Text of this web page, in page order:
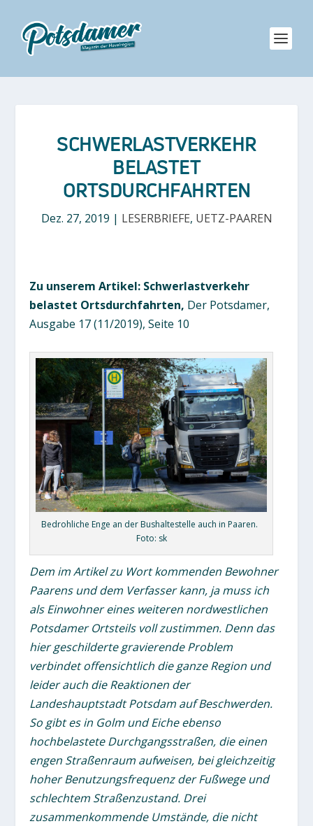
SCHWERLASTVERKEHR
BELASTET
ORTSDURCHFAHRTEN
Dez. 27, 2019 | LESERBRIEFE, UETZ-PAAREN
Zu unserem Artikel: Schwerlastverkehr
belastet Ortsdurchfahrten, Der Potsdamer,
Ausgabe 17 (11/2019), Seite 10
Bedrohliche Enge an der Bushaltestelle auch in Paaren.
Foto: sk
Dem im Artikel zu Wort kommenden Bewohner
Paarens und dem Verfasser kann, ja muss ich
als Einwohner eines weiteren nordwestlichen
Potsdamer Ortsteils voll zustimmen. Denn das
hier geschilderte gravierende Problem
verbindet offensichtlich die ganze Region und
leider auch die Reaktionen der
Landeshauptstadt Potsdam auf Beschwerden.
So gibt es in Golm und Eiche ebenso
hochbelastete Durchgangsstraßen, die einen
engen Straßenraum aufweisen, bei gleichzeitig
hoher Benutzungsfrequenz der Fußwege und
schlechtem Straßenzustand. Drei
zusammenkommende Umstände, die nicht